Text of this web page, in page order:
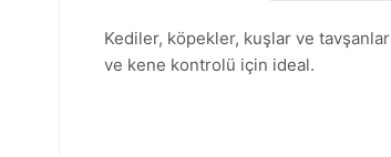
Kediler, köpekler, kuşlar ve
ve kene kontrolü için ideal.